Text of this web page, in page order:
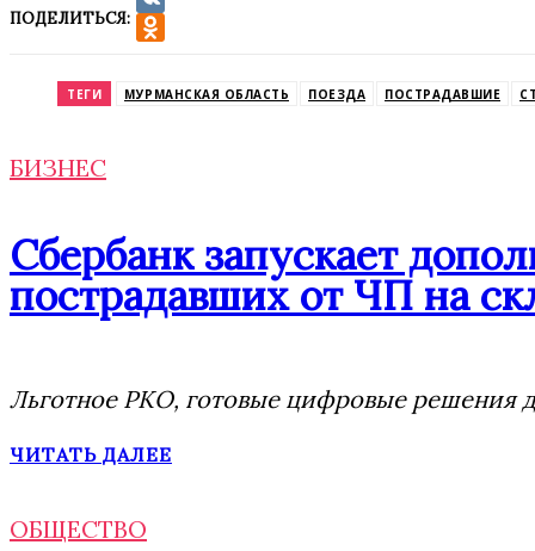
ПОДЕЛИТЬСЯ:
VK
ТЕГИ МУРМАНСКАЯ ОБЛАСТЬ ПОЕЗДА ПОСТРАДАВШИЕ
БИЗНЕС
Сбербанк запускает
пострадавших от ЧП на
Льготное РКО, готовые цифровые решения
ЧИТАТЬ ДАЛЕЕ
ОБЩЕСТВО